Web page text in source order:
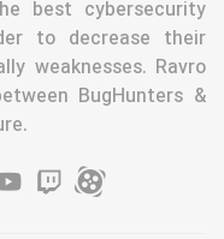
best cybersecurity
to decrease their
weaknesses. Ravro
BugHunters &